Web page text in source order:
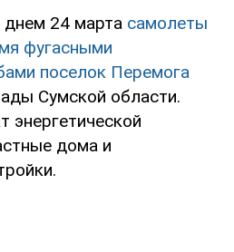
днем 24 марта самолеты
фугасными
поселок Перемога
Сумской области.
дома и